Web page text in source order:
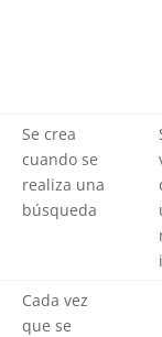
Se crea
cuando se
realiza una
búsqueda
Cada vez
que se